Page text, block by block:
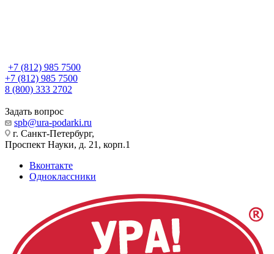
+7 (812) 985 7500
+7 (812) 985 7500
8 (800) 333 2702
Задать вопрос
spb@ura-podarki.ru
г. Санкт-Петербург,
Проспект Науки, д. 21, корп.1
Вконтакте
Одноклассники